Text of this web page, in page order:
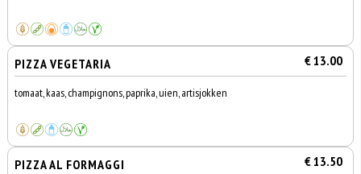
PIZZA VEGETARIA € 13.00
tomaat, kaas, champignons, paprika, uien, artisjokken
PIZZA AL FORMAGGI € 13.50